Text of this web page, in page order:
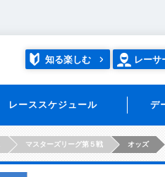
知る楽しむ レーサ
レーススケジュール デ
マスターズリーグ第５戦 オッズ